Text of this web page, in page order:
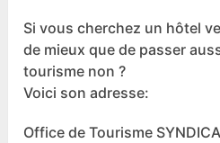
Si vous cherchez un hôtel
de mieux que de passer
tourisme non ?
Voici son adresse:
Office de Tourisme